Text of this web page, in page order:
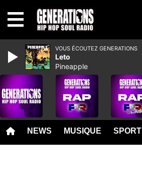
NEWS MUSIQUE SPORT
VOUS ÉCOUTEZ GENERATIONS
Leto
Pineapple